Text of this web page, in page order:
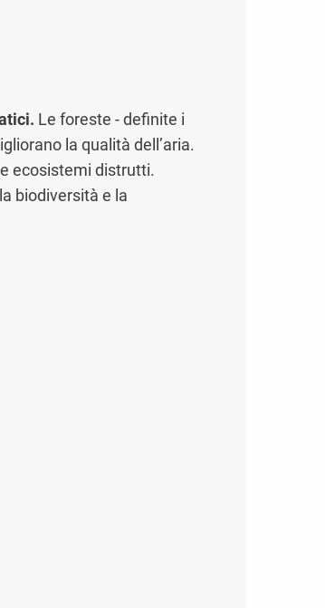
Le foreste - definite i
la qualità dell’aria.
ecosistemi distrutti.
biodiversità e la